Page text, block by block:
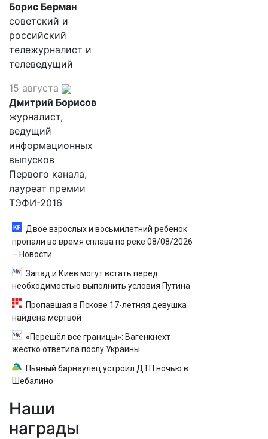
Борис Берман
советский и
российский
тележурналист и
телеведущий
15 августа
Дмитрий Борисов
журналист,
ведущий
информационных
выпусков
Первого канала,
лауреат премии
ТЭФИ-2016
Двое взрослых и восьмилетний ребенок
пропали во время сплава по реке 08/08/2026
– Новости
Запад и Киев могут встать перед
необходимостью выполнить условия Путина
Пропавшая в Пскове 17-летняя девушка
найдена мертвой
«Перешёл все границы»: Вагенкнехт
жёстко ответила послу Украины
Пьяный барнаулец устроил ДТП ночью в
Шебалино
Наши
награды